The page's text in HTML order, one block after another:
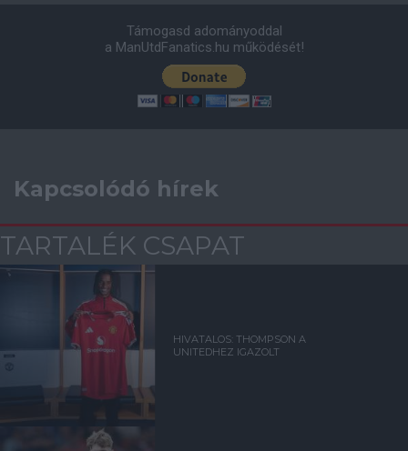
Támogasd adományoddal
a ManUtdFanatics.hu működését!
Kapcsolódó hírek
TARTALÉK CSAPAT
HIVATALOS: THOMPSON A
UNITEDHEZ IGAZOLT